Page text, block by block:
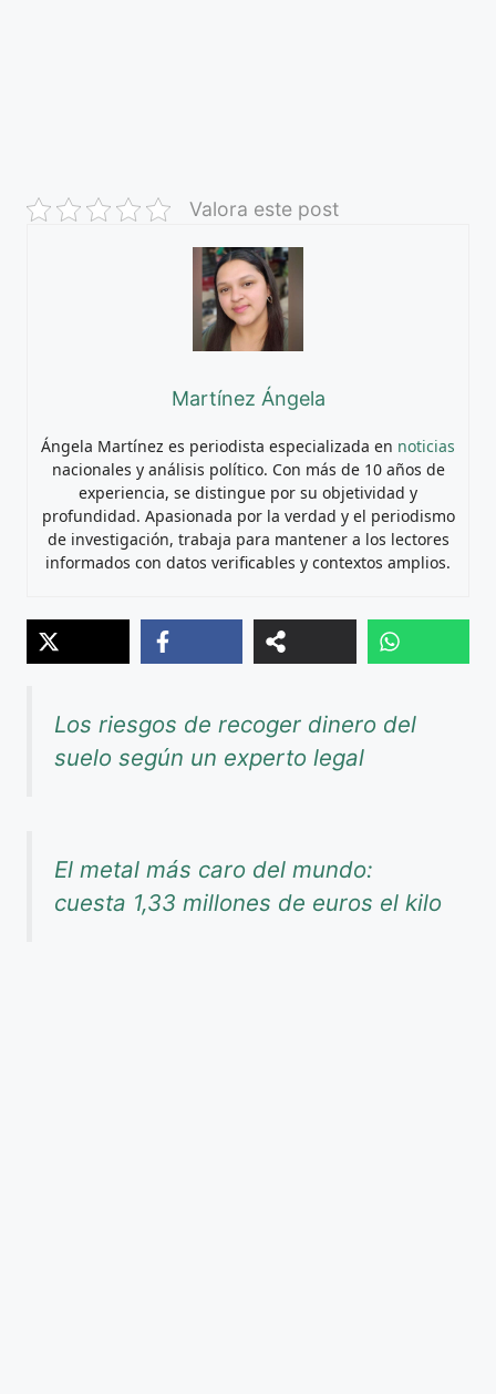
Valora este post
Martínez Ángela
Ángela Martínez es periodista especializada en noticias
nacionales y análisis político. Con más de 10 años de
experiencia, se distingue por su objetividad y
profundidad. Apasionada por la verdad y el periodismo
de investigación, trabaja para mantener a los lectores
informados con datos verificables y contextos amplios.
Los riesgos de recoger dinero del
suelo según un experto legal
El metal más caro del mundo:
cuesta 1,33 millones de euros el kilo